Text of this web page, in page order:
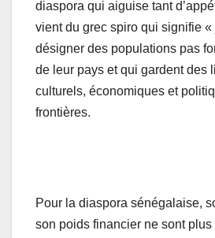
diaspora qui aiguise tant
vient du grec spiro qui signifie
désigner des populations pas
de leur pays et qui gardent des
culturels, économiques et
frontières.
Pour la diaspora sénégalaise,
son poids financier ne sont